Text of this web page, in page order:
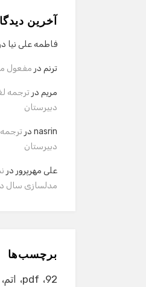
آخرین
فاطمه علی نیا در
ترنم در مفعول
مریم در ترجمه
دبیرستان
nasrin در
دبیرستان
علی مهرپرور در
مدلسازی سال
برچسب‌ها
92
pdf اتم